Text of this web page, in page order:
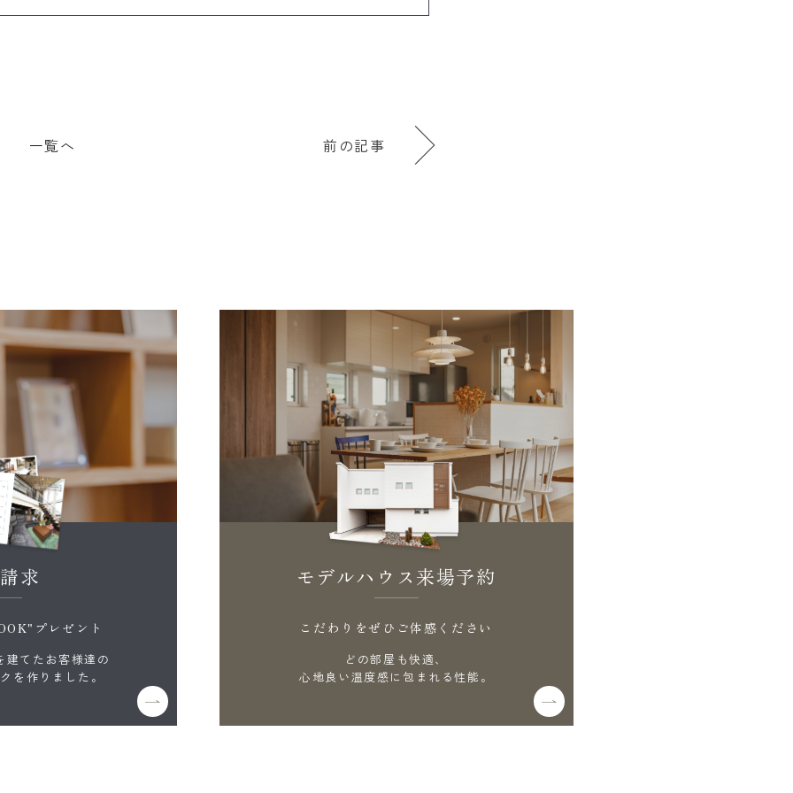
一覧へ 前の記事
求
プレゼント
建てたお客様達の
を作りました。
モデルハウス来場予約
こだわりをぜひご体感ください
どの部屋も快適、
心地良い温度感に包まれる性能。